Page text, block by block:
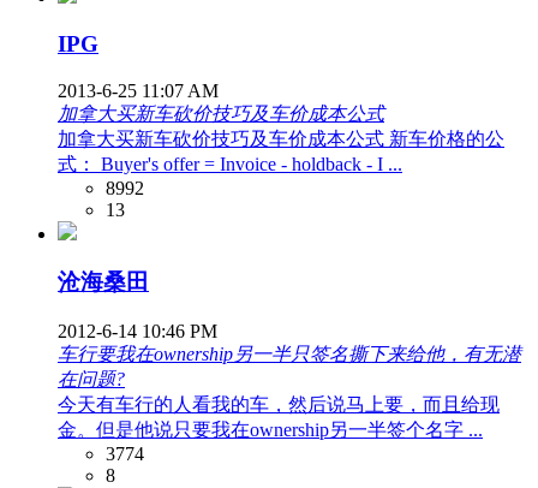
IPG
2013-6-25 11:07 AM
加拿大买新车砍价技巧及车价成本公式
加拿大买新车砍价技巧及车价成本公式 新车价格的公
式： Buyer's offer = Invoice - holdback - I ...
8992
13
沧海桑田
2012-6-14 10:46 PM
车行要我在ownership另一半只签名撕下来给他，有无潜
在问题?
今天有车行的人看我的车，然后说马上要，而且给现
金。但是他说只要我在ownership另一半签个名字 ...
3774
8